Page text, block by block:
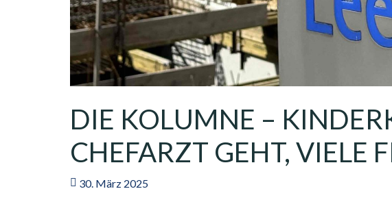
DIE KOLUMNE –
CHEFARZT GEHT, VIELE
30. März 2025